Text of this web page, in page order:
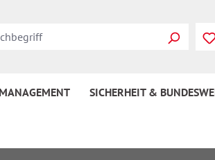
SICHERHEIT &